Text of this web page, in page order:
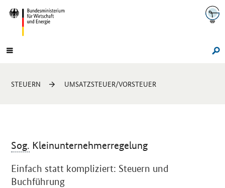
Navigation
Hauptmenü
Sie
STEUERN UMSATZSTEUER/VORSTEUER
Sog. Kleinunternehmerregelung
Einleitung
Einfach statt kompliziert: Steuern und
Buchführung